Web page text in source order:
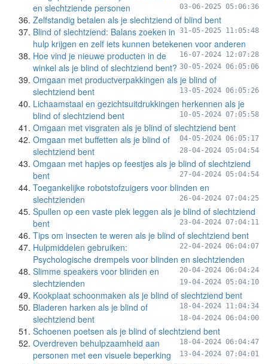
en slechtziende personen
03-06-2025 05:06:36
Zelfstandig betalen als je slechtziend of blind bent
31-05-2025 11:05:48
Blind of slechtziend: Balans zoeken in
hulp krijgen en zelf iets kunnen betekenen voor anderen
16-07-2024 12:07:28
Hoe vind je nieuwe producten in de
winkel als je blind of slechtziend bent? 30-05-2024 06:05:06
Omgaan met productverpakkingen als je blind of
slechtziend bent
13-05-2024 06:05:26
Lichaamstaal en gezichtsuitdrukkingen herkennen als je
blind of slechtziend bent
10-05-2024 07:05:58
Omgaan met visgraten als je blind of slechtziend bent
04-05-2024 06:05:17
Omgaan met buffetten als je blind of
slechtziend bent
28-04-2024 05:04:54
Omgaan met hapjes op feestjes als je blind of slechtziend
bent
27-04-2024 05:04:54
Toegankelijke robotstofzuigers voor blinden en
slechtzienden
26-04-2024 07:04:25
Spullen op een vaste plek leggen als je blind of slechtziend
bent
23-04-2024 07:04:11
Tips om insecten te weren als je blind of slechtziend bent
22-04-2024 06:04:07
Hulpmiddelen gebruiken:
Psychologische drempels voor blinden en slechtzienden
20-04-2024 06:04:24
Slimme speakers voor blinden en
slechtzienden
19-04-2024 05:04:10
Kookplaat schoonmaken als je blind of slechtziend bent
18-04-2024 11:04:34
Bladeren harken als je blind of
slechtziend bent
18-04-2024 06:04:00
Schoenen poetsen als je blind of slechtziend bent
18-04-2024 06:04:47
Overdreven behulpzaamheid aan
personen met een visuele beperking
13-04-2024 07:04:01